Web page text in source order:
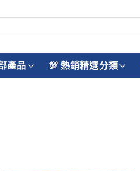
產品 💯 熱銷精選分類